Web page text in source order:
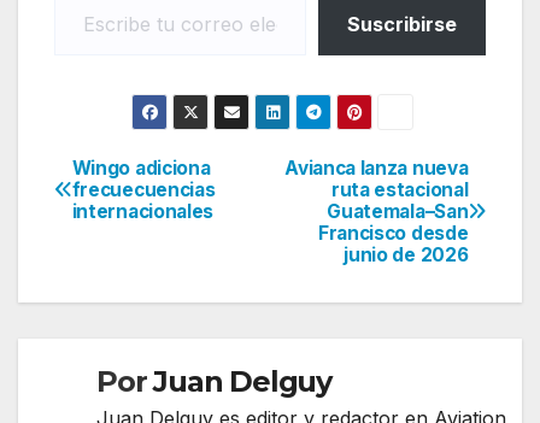
Suscribirse
Navegación
de
Avianca lanza nueva
ruta estacional
Guatemala–San
Francisco desde
junio de 2026
Wingo adiciona
frecuecuencias
internacionales
PorJuan Delguy
Juan Delguy es editor y redactor en Aviation